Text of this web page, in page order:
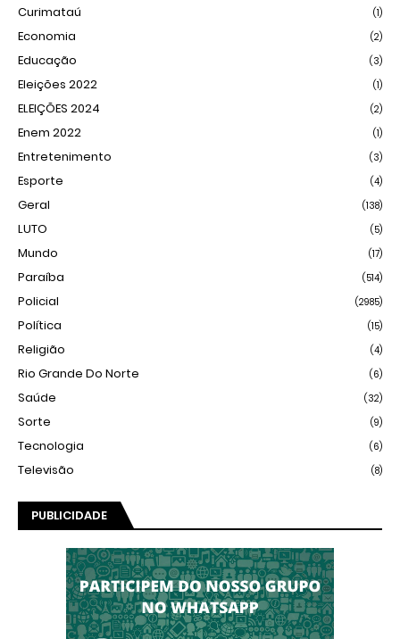
Curimataú (1)
Economia (2)
Educação (3)
Eleições 2022 (1)
ELEIÇÕES 2024 (2)
Enem 2022 (1)
Entretenimento (3)
Esporte (4)
Geral (138)
LUTO (5)
Mundo (17)
Paraíba (514)
Policial (2985)
Política (15)
Religião (4)
Rio Grande Do Norte (6)
Saúde (32)
Sorte (9)
Tecnologia (6)
Televisão (8)
PUBLICIDADE